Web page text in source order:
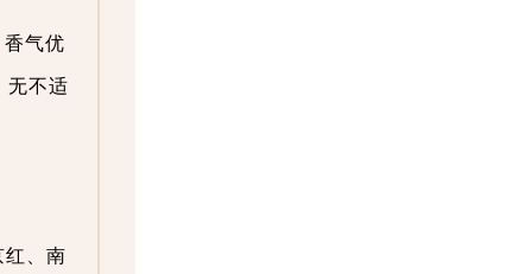
气优
无不适
红、南